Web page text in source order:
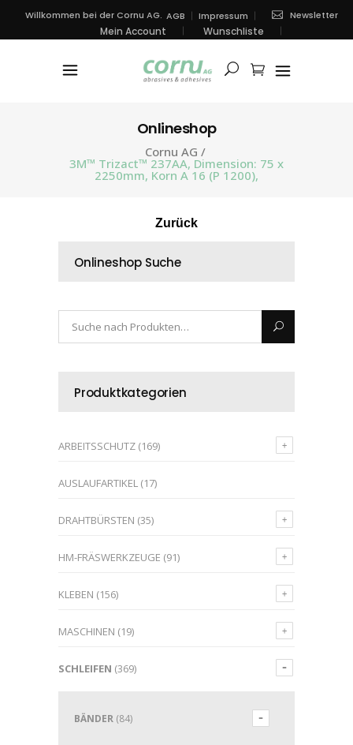
Willkommen bei der Cornu AG. AGB Impressum Newsletter
Mein Account Wunschliste
Onlineshop
Cornu AG /
3M™ Trizact™ 237AA, Dimension: 75 x
2250mm, Korn A 16 (P 1200),
Zurück
Onlineshop Suche
Produktkategorien
ARBEITSSCHUTZ (169)
AUSLAUFARTIKEL (17)
DRAHTBÜRSTEN (35)
HM-FRÄSWERKZEUGE (91)
KLEBEN (156)
MASCHINEN (19)
SCHLEIFEN (369)
BÄNDER (84)